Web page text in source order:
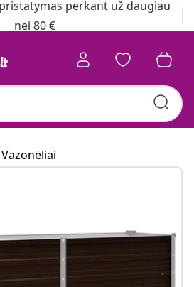
perkant už daugiau
nei 80 €